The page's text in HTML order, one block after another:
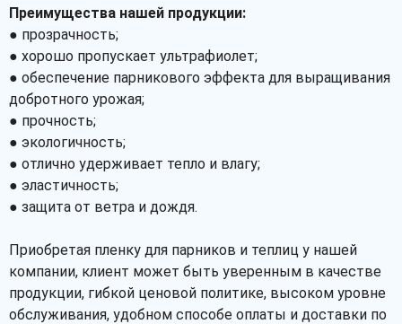
Преимущества нашей продукции:
● прозрачность;
● хорошо пропускает ультрафиолет;
● обеспечение парникового эффекта для выращивания
добротного урожая;
● прочность;
● экологичность;
● отлично удерживает тепло и влагу;
● эластичность;
● защита от ветра и дождя.
Приобретая пленку для парников и теплиц у нашей
компании, клиент может быть уверенным в качестве
продукции, гибкой ценовой политике, высоком уровне
обслуживания, удобном способе оплаты и доставки по